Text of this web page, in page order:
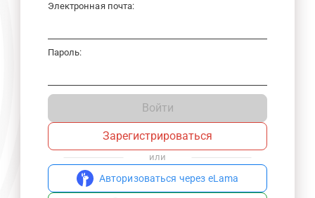
Электронная почта:
Пароль:
Войти
Зарегистрироваться
или
Авторизоваться через eLama